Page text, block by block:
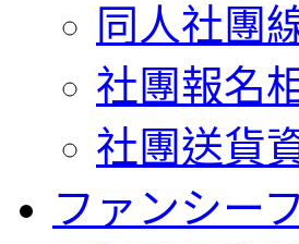
同人社團
社團報名
社團送貨
ファンシー